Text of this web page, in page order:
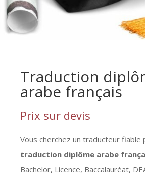
Traduction
arabe français
Prix sur devis
Vous cherchez un traducteur fiable
traduction diplôme arabe
Bachelor, Licence, Baccalauréat,